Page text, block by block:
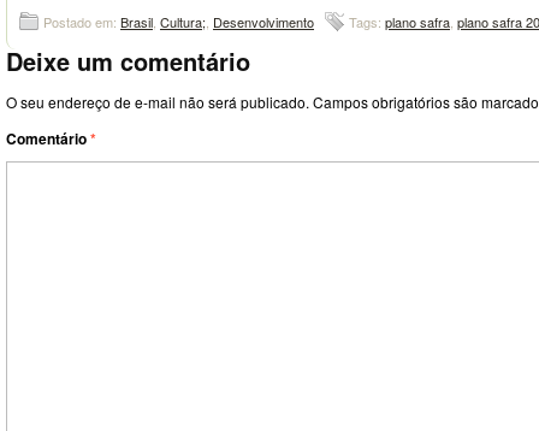
Postado em: Brasil Cultura; Desenvolvimento Tags: plano safra plano safra
Deixe um comentário
O seu endereço de e-mail não será publicado. Campos obrigatórios são
Comentário*